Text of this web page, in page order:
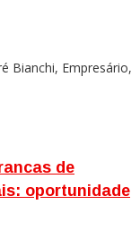
Bianchi, Empresário,
de
oportunidade